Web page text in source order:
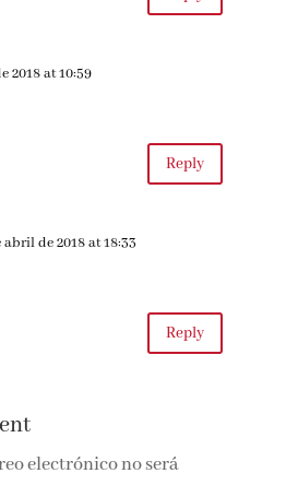
2018 at 10:59
Reply
abril de 2018 at 18:33
Reply
electrónico no será